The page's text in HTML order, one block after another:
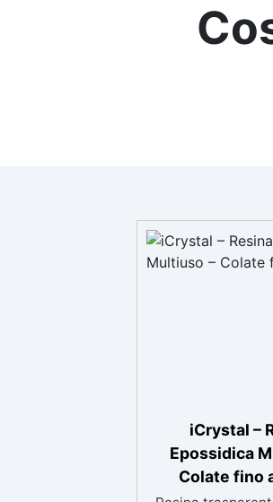
iCrystal –
Epossidica
Colate fino